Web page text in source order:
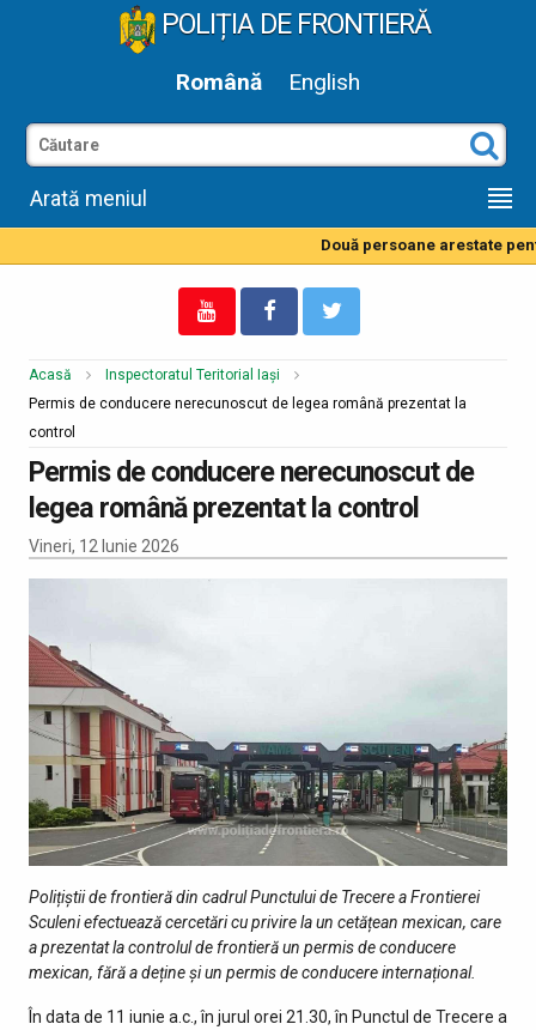
POLIȚIA DE FRONTIERĂ
Română English
Arată meniul
Două persoane arestate
Acasă
Inspectoratul Teritorial Iași
Permis de conducere nerecunoscut de legea română prezentat la
control
Permis de conducere nerecunoscut de
legea română prezentat la control
Vineri, 12 Iunie 2026
Polițiștii de frontieră din cadrul Punctului de Trecere a Frontierei
Sculeni efectuează cercetări cu privire la un cetățean mexican, care
a prezentat la controlul de frontieră un permis de conducere
mexican, fără a deține și un permis de conducere internațional.
În data de 11 iunie a.c., în jurul orei 21.30, în Punctul de Trecere a